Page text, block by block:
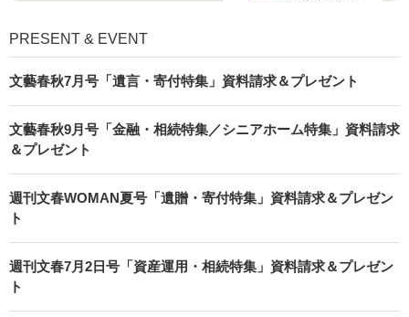
PRESENT & EVENT
文藝春秋7月号「遺言・寄付特集」資料請求＆プレゼント
文藝春秋9月号「金融・相続特集／シニアホーム特集」資料請求
＆プレゼント
週刊文春WOMAN夏号「遺贈・寄付特集」資料請求＆プレゼン
ト
週刊文春7月2日号「資産運用・相続特集」資料請求＆プレゼン
ト